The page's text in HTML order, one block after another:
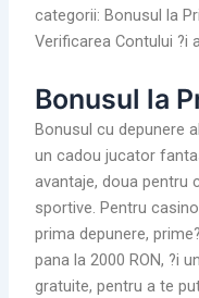
categorii: Bonusul la
Verificarea Contului ?i
Bonusul la
Bonusul cu depunere
un cadou jucator
avantaje, doua pentru
sportive. Pentru
prima depunere,
pana la 2000 RON, ?i
gratuite, pentru a te